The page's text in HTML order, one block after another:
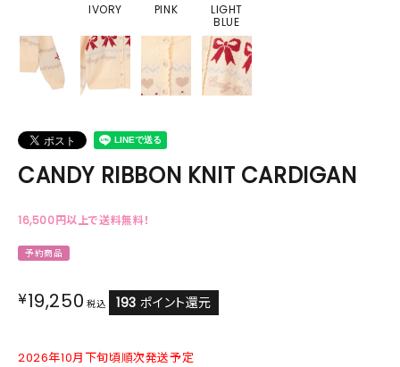
IVORY PINK
LIGHT
BLUE
CANDY RIBBON KNIT CARDIGAN
16,500円以上で送料無料！
予約商品
¥19,250 税込 193 ポイント還元
2026年10月下旬頃順次発送予定